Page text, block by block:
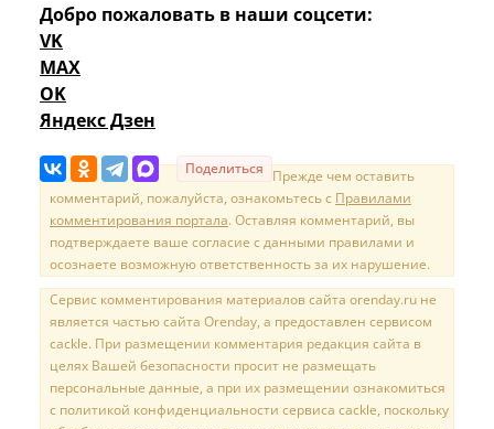
Добро пожаловать в наши соцсети:
VK
MAX
OK
Яндекс Дзен
Поделиться Прежде чем оставить
комментарий, пожалуйста, ознакомьтесь с Правилами
комментирования портала. Оставляя комментарий, вы
подтверждаете ваше согласие с данными правилами и
осознаете возможную ответственность за их нарушение.
Сервис комментирования материалов сайта orenday.ru не
является частью сайта Orenday, а предоставлен сервисом
cackle. При размещении комментария редакция сайта в
целях Вашей безопасности просит не размещать
персональные данные, а при их размещении ознакомиться
с политикой конфиденциальности сервиса cackle, поскольку